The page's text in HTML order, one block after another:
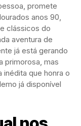
promete
anos 90,
clássicos do
aventura de
já está gerando
primorosa, mas
inédita que honra o
já disponível